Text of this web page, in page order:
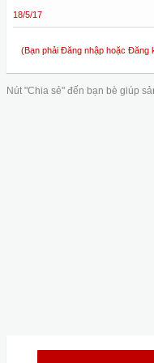
18/5/17
(Bạn phải Đăng nhập hoặc Đăng
Nút "Chia sẻ" đến bạn bè giúp